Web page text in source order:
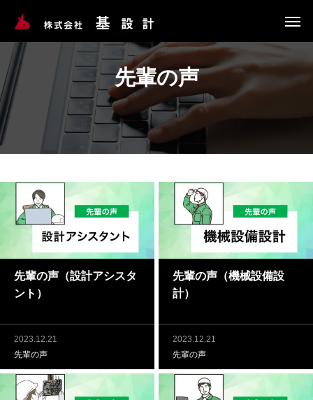
先輩の声
先輩の声（設計アシスタ
ント）
2023.12.21
先輩の声
先輩の声（機械設備設
計）
2023.12.21
先輩の声